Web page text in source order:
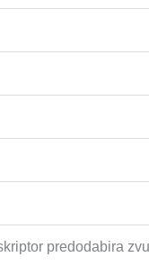
predodabira